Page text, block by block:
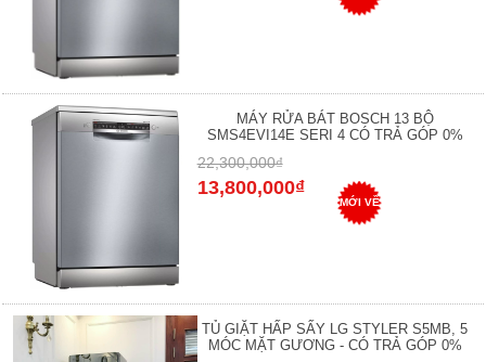
MÁY RỬA BÁT BOSCH 13 BỘ
SMS4EVI14E SERI 4 CÓ TRẢ GÓP 0%
22,300,000₫
13,800,000₫
MỚI VỀ
TỦ GIẶT HẤP SẤY LG STYLER S5MB, 5
MÓC MẶT GƯƠNG - CÓ TRẢ GÓP 0%